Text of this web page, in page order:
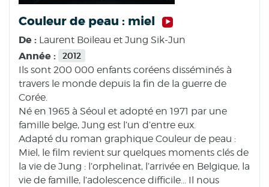
Couleur de peau : miel
De : Laurent Boileau et Jung Sik-Jun
Année : 2012
Ils sont 200 000 enfants coréens disséminés à
travers le monde depuis la fin de la guerre de
Corée.
Né en 1965 à Séoul et adopté en 1971 par une
famille belge, Jung est l’un d’entre eux.
Adapté du roman graphique Couleur de peau :
Miel, le film revient sur quelques moments clés de
la vie de Jung : l’orphelinat, l’arrivée en Belgique, la
vie de famille, l’adolescence difficile... Il nous